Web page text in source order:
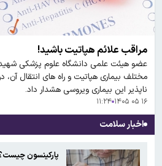
مراقب علائم هپاتیت باشید!
عضو هیئت علمی دانشگاه علوم پزشکی شهید
مختلف بیماری هپاتیت و راه های انتقال
ناپذیر این بیماری ویروسی هشدار داد.
۱۶ ۰۵ ۱۴۰۵ ۱۱:۲۴
اخبار سلامت
پارکینسون